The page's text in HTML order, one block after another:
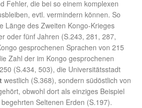
Fehler, die bei so einem komplexen
evtl. vermindern können. So
Länge des Zweiten Kongo-Krieges
oder fünf Jahren (S.243, 281, 287,
gesprochenen Sprachen von 215
Zahl der im Kongo gesprochenen
(S.434, 503), die Universitätsstadt
westlich (S.368), sondern südöstlich von
obwohl dort als einziges Beispiel
Seltenen Erden (S.197).